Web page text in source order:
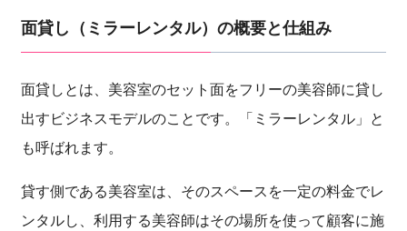
面貸し（ミラーレンタル）の概要と仕組み
面貸しとは、美容室のセット面をフリーの美容師に貸し
出すビジネスモデルのことです。「ミラーレンタル」と
も呼ばれます。
貸す側である美容室は、そのスペースを一定の料金でレ
ンタルし、利用する美容師はその場所を使って顧客に施